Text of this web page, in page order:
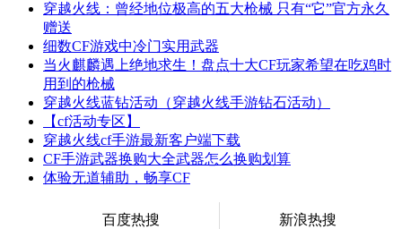
穿越火线：曾经地位极高的五大枪械 只有“它”官方永久
赠送
细数CF游戏中冷门实用武器
当火麒麟遇上绝地求生！盘点十大CF玩家希望在吃鸡时
用到的枪械
穿越火线蓝钻活动（穿越火线手游钻石活动）
【cf活动专区】
穿越火线cf手游最新客户端下载
CF手游武器换购大全武器怎么换购划算
体验无道辅助，畅享CF
百度热搜 新浪热搜